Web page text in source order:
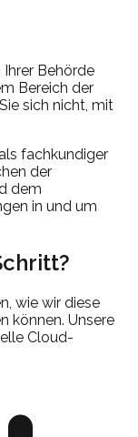
Ihrer Behörde
Bereich der
sich nicht, mit
fachkundiger
der
dem
in und um
wie wir diese
können. Unsere
Cloud-